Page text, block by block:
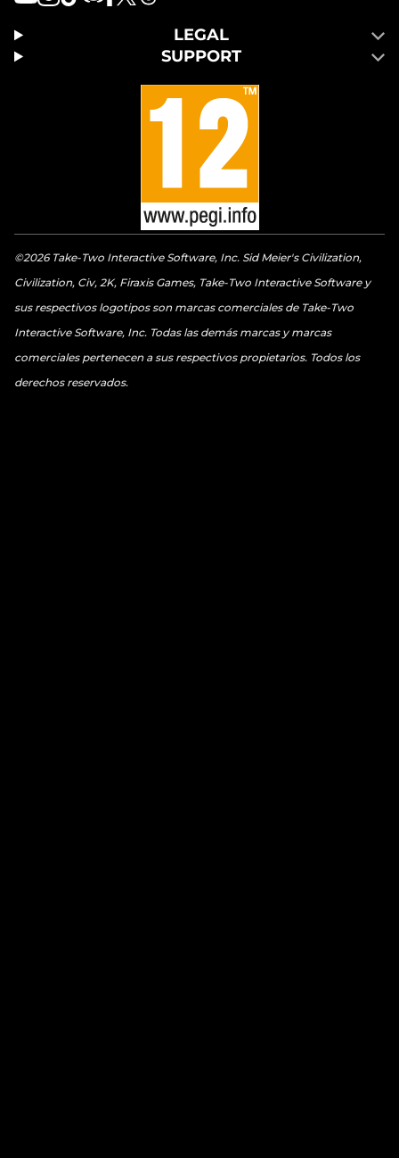
LEGAL
SUPPORT
©2026 Take-Two Interactive Software, Inc. Sid Meier's Civilization,
Civilization, Civ, 2K, Firaxis Games, Take-Two Interactive Software y
sus respectivos logotipos son marcas comerciales de Take-Two
Interactive Software, Inc. Todas las demás marcas y marcas
comerciales pertenecen a sus respectivos propietarios. Todos los
derechos reservados.